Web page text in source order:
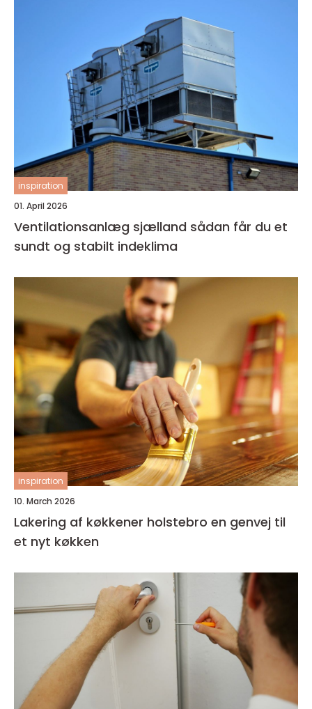
inspiration
01. April 2026
Ventilationsanlæg sjælland sådan får du et
sundt og stabilt indeklima
inspiration
10. March 2026
Lakering af køkkener holstebro en genvej til
et nyt køkken